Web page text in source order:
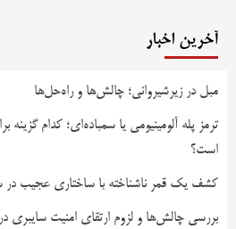
آخرین اخبار
مبل در زیرشیروانی؛ چالش‌ها و راه‌حل‌ها
ترمز پله آلومینیومی یا سمباده‌ای؛ کدام
است؟
کشف یک قمر ناشناخته با ساختاری عجیب در
بررسی چالش‌ها و لزوم ارتقای امنیت سایبری